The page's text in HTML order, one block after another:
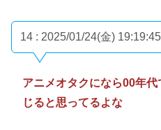
14 : 2025/01/24(金)
アニメオタクになら00年
じると思ってるよな